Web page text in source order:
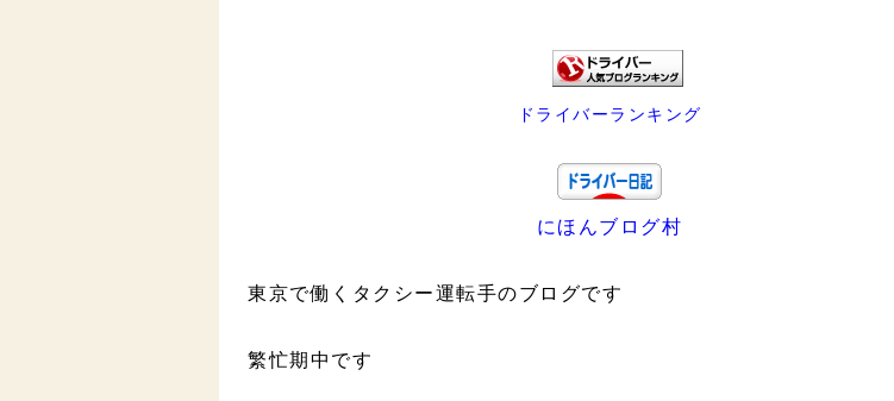
ドライバーランキング
にほんブログ村
東京で働くタクシー運転手のブログです
繁忙期中です